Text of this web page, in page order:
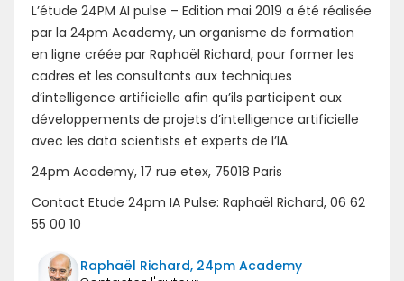
L’étude 24PM AI pulse – Edition mai 2019 a été réalisée
par la 24pm Academy, un organisme de formation
en ligne créée par Raphaël Richard, pour former les
cadres et les consultants aux techniques
d’intelligence artificielle afin qu’ils participent aux
développements de projets d’intelligence artificielle
avec les data scientists et experts de l’IA.
24pm Academy, 17 rue etex, 75018 Paris
Contact Etude 24pm IA Pulse: Raphaël Richard, 06 62
55 00 10
Raphaël Richard, 24pm Academy